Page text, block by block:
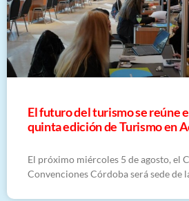
El futuro del turismo se reúne
quinta edición de Turismo en
El próximo miércoles 5 de agosto, el
Convenciones Córdoba será sede de